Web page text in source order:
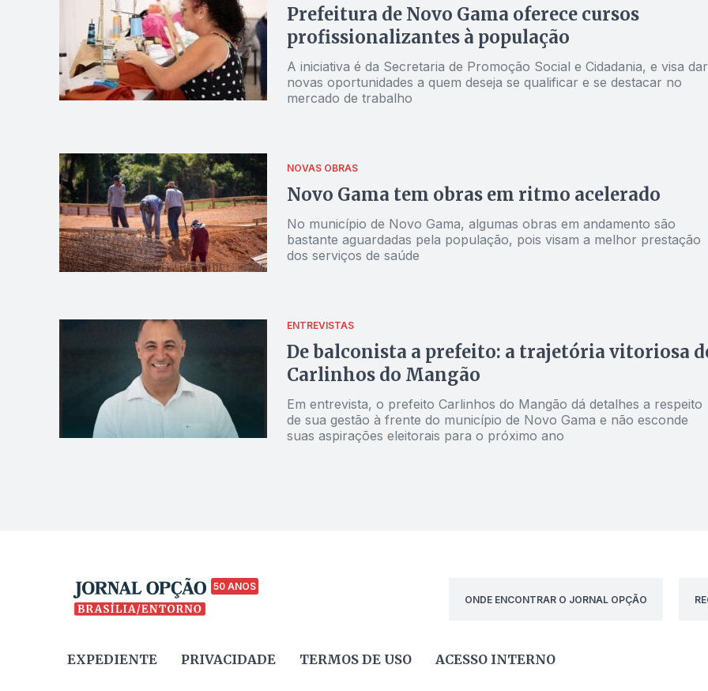
Prefeitura de Novo Gama oferece cursos
profissionalizantes à população
A iniciativa é da Secretaria de Promoção Social e Cidadania, e visa dar
novas oportunidades a quem deseja se qualificar e se destacar no
mercado de trabalho
NOVAS OBRAS
Novo Gama tem obras em ritmo acelerado
No município de Novo Gama, algumas obras em andamento são
bastante aguardadas pela população, pois visam a melhor prestação
dos serviços de saúde
ENTREVISTAS
De balconista a prefeito: a trajetória vitoriosa
Carlinhos do Mangão
Em entrevista, o prefeito Carlinhos do Mangão dá detalhes a respeito
de sua gestão à frente do município de Novo Gama e não esconde
suas aspirações eleitorais para o próximo ano
50 ANOS
ONDE ENCONTRAR O JORNAL OPÇÃO
EXPEDIENTE PRIVACIDADE TERMOS DE USO ACESSO INTERNO